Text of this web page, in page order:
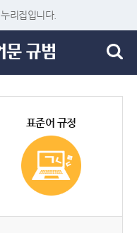
리집입니다.
표준어 규정